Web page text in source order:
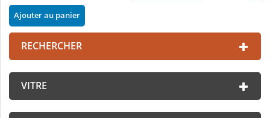
Ajouter au panier
RECHERCHER
VITRE